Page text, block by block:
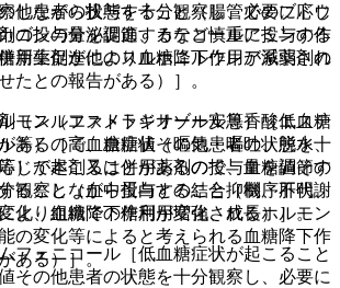
しながら投与すること（腸管でのブドウ
ゴンの分泌促進、カテコールアミンの作
新生促進により血糖降下作用が減弱され
モン（エストラジオール安息香酸エステ
等）［高血糖症状（嘔気・嘔吐、脱水、
）が起こることがあるので、血糖値その
観察しながら投与すること（機序不明、
化、組織での糖利用変化、成長ホルモン
の変化等によると考えられる血糖降下作
ある）］。
他患者の状態を十分観察し、必要に応じ
の投与量を調節するなど慎重に投与する
用薬剤が他のスルホニルウレア系薬剤の
たとの報告がある）］。
（スルファメトキサゾール等）［低血糖
あるので、血糖値その他患者の状態を十
じて本剤又は併用薬剤の投与量を調節す
ること（血中蛋白との結合抑制、肝代謝
より血糖降下作用が増強される）］。
フェニコール［低血糖症状が起こること
その他患者の状態を十分観察し、必要に